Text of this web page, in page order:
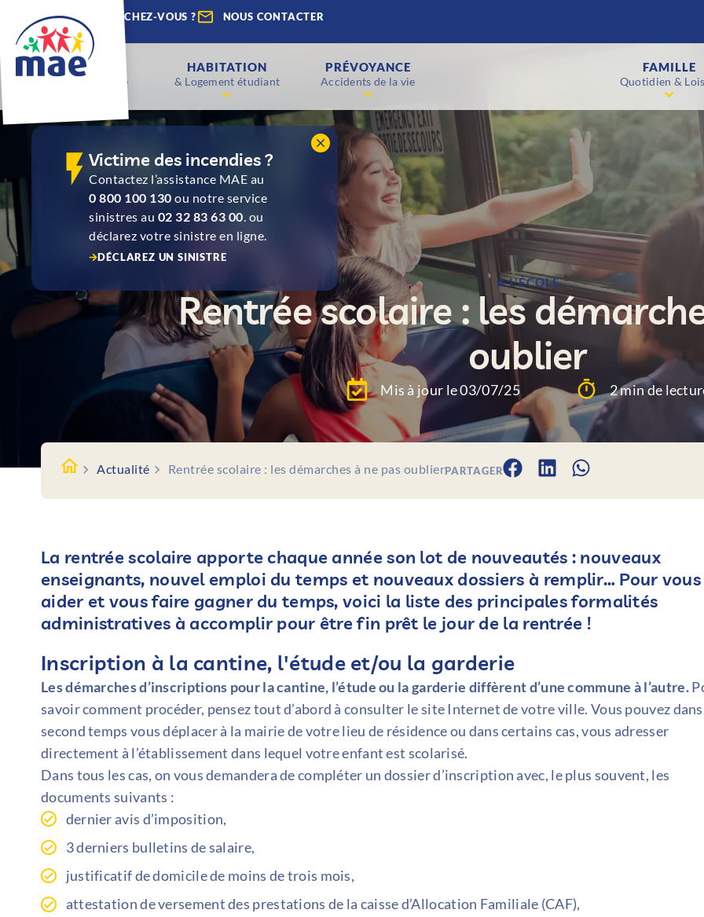
QUE RECHERCHEZ-VOUS ? NOUS CONTACTER
ENFANTS
Scolaire & Étude
HABITATION
& Logement étudiant
PRÉVOYANCE
Accidents de la vie
FAMILLE
Quotidien &
Victime des incendies ?
Contactez l’assistance MAE au
0 800 100 130 ou notre service
sinistres au 02 32 83 63 00. ou
déclarez votre sinistre en ligne.
DÉCLAREZ UN SINISTRE
A L'ÉCOLE
Rentrée scolaire : les
oublier
Mis à jour le 03/07/25 2 min de
Actualité Rentrée scolaire : les démarches à ne pas oublierPARTAGER
La rentrée scolaire apporte chaque année son lot de nouveautés : nouveaux
enseignants, nouvel emploi du temps et nouveaux dossiers à remplir… Pour vous
aider et vous faire gagner du temps, voici la liste des principales formalités
administratives à accomplir pour être fin prêt le jour de la rentrée !
Inscription à la cantine, l'étude et/ou la garderie
Les démarches d’inscriptions pour la cantine, l’étude ou la garderie diffèrent d’une commune à l’autre.
savoir comment procéder, pensez tout d’abord à consulter le site Internet de votre ville. Vous pouvez
second temps vous déplacer à la mairie de votre lieu de résidence ou dans certains cas, vous adresser
directement à l’établissement dans lequel votre enfant est scolarisé.
Dans tous les cas, on vous demandera de compléter un dossier d’inscription avec, le plus souvent, les
documents suivants :
dernier avis d’imposition,
3 derniers bulletins de salaire,
justificatif de domicile de moins de trois mois,
attestation de versement des prestations de la caisse d’Allocation Familiale (CAF),